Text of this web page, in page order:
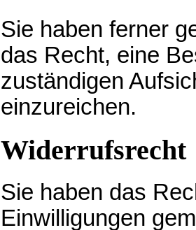
Sie haben ferner
das Recht, eine
zuständigen
einzureichen.
Widerrufsrecht
Sie haben das
Einwilligungen